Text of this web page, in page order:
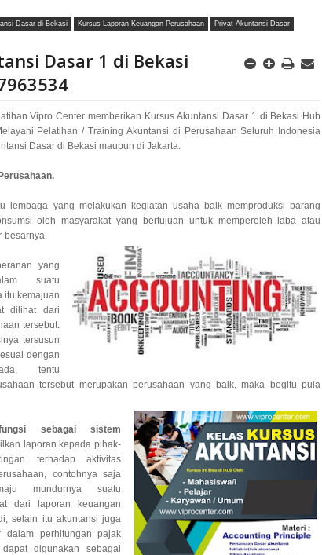
Dasar di Bekasi Kursus Laporan Keuangan Perusahaan
Privat Akuntansi Dasar
Dasar 1 di Bekasi
Vipro Center memberikan Kursus Akuntansi Dasar 1 di Bekasi Hub
Pelatihan / Training Akuntansi di Perusahaan Seluruh Indonesia
Dasar di Bekasi maupun di Jakarta.
lembaga yang melakukan kegiatan usaha baik memproduksi barang
oleh masyarakat yang bertujuan untuk memperoleh laba atau
besarnya.
yang
suatu
itu kemajuan
dilihat dari
tersebut.
tersusun
dengan
tentu
tersebut merupakan perusahaan yang baik, maka begitu pula
sebagai sistem
laporan kepada pihak-
terhadap aktivitas
contohnya saja
mundurnya suatu
dari laporan keuangan
selain itu akuntansi juga
dalam perhitungan pajak
digunakan sebagai